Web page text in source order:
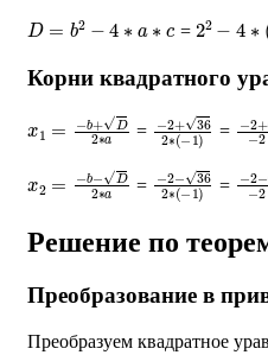
D= 2− a = 22 ∗
Корни квадратного
+ D2∗ = 2+ 362 −1
= 2
b−D2∗ = −2−362 (−1
= −2
Решение по
Преобразование в
Преобразуем квадратное